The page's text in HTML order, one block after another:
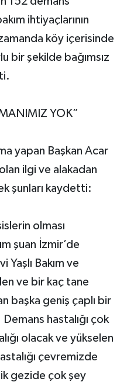
ihtiyaçlarının
zamanda köy içerisinde
bir şekilde bağımsız
YOK”
yapan Başkan Acar
ilgi ve alakadan
şunları kaydetti:
olması
şuan İzmir’de
Yaşlı Bakım ve
ve bir kaç tane
başka geniş çaplı bir
hastalığı çok
olacak ve yükselen
çevremizde
gezide çok şey